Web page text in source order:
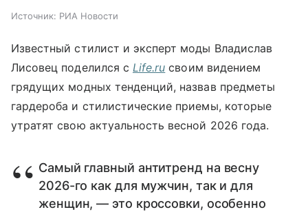
Источник: РИА Новости
Известный стилист и эксперт моды Владислав
Лисовец поделился с Life.ru своим видением
грядущих модных тенденций, назвав предметы
гардероба и стилистические приемы, которые
утратят свою актуальность весной 2026 года.
Самый главный антитренд на весну
2026-го как для мужчин, так и для
женщин, — это кроссовки, особенно